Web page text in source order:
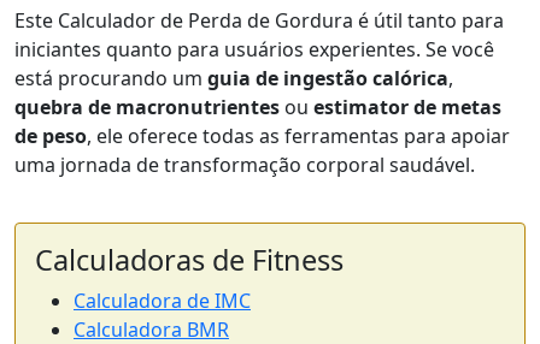
Este Calculador de Perda de Gordura é útil tanto para
iniciantes quanto para usuários experientes. Se você
está procurando um guia de ingestão calórica,
quebra de macronutrientes ou estimator de metas
de peso, ele oferece todas as ferramentas para apoiar
uma jornada de transformação corporal saudável.
Calculadoras de Fitness
Calculadora de IMC
Calculadora BMR